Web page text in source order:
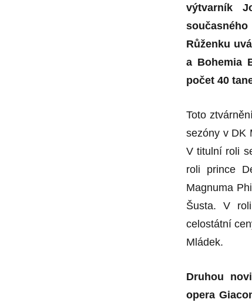
výtvarník
Růženku
a Bohemia
počet 40
Toto
sezóny v DK
V titulní roli
roli prince
Magnuma
Šusta. V
celostátní
Mládek.
Druhou
opera